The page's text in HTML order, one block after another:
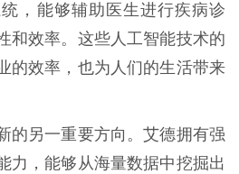
，能够辅助医生进行疾病诊
和效率。这些人工智能技术的
的效率，也为人们的生活带来
的另一重要方向。艾德拥有强
力，能够从海量数据中挖掘出